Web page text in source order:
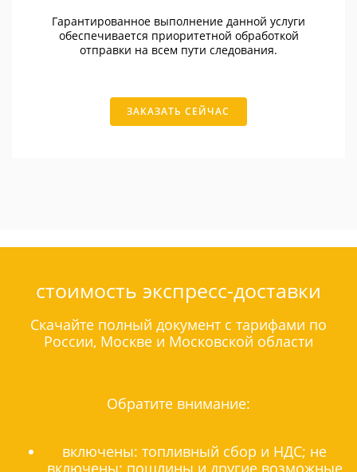
Гарантированное выполнение данной услуги
обеспечивается приоритетной обработкой
отправки на всем пути следования.
ЗАКАЗАТЬ СЕЙЧАС
стоимость экспресс-доставки
Скачайте полный документ с тарифами по
России, Москве и Московской области
Обратите внимание:
включены: топливный сбор и НДС; не
включены: пошлины и другие возможные